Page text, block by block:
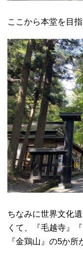
ここから本堂を目
ちなみに世界文化
くて、『毛越寺』
『金鶏山』の5か所